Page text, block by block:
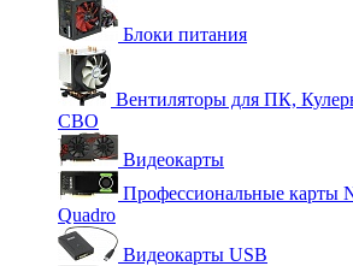
Блоки питания
Вентиляторы для ПК,
СВО
Видеокарты
Профессиональные карты
Quadro
Видеокарты USB